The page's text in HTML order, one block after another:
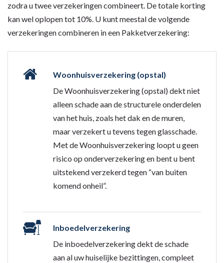
zodra u twee verzekeringen combineert. De totale korting
kan wel oplopen tot 10%. U kunt meestal de volgende
verzekeringen combineren in een Pakketverzekering:
Woonhuisverzekering (opstal)
De Woonhuisverzekering (opstal) dekt niet
alleen schade aan de structurele onderdelen
van het huis, zoals het dak en de muren,
maar verzekert u tevens tegen glasschade.
Met de Woonhuisverzekering loopt u geen
risico op onderverzekering en bent u bent
uitstekend verzekerd tegen “van buiten
komend onheil”.
Inboedelverzekering
De inboedelverzekering dekt de schade
aan al uw huiselijke bezittingen, compleet